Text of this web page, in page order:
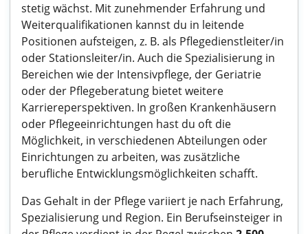
stetig wächst. Mit zunehmender Erfahrung und
Weiterqualifikationen kannst du in leitende
Positionen aufsteigen, z. B. als Pflegedienstleiter/in
oder Stationsleiter/in. Auch die Spezialisierung in
Bereichen wie der Intensivpflege, der Geriatrie
oder der Pflegeberatung bietet weitere
Karriereperspektiven. In großen Krankenhäusern
oder Pflegeeinrichtungen hast du oft die
Möglichkeit, in verschiedenen Abteilungen oder
Einrichtungen zu arbeiten, was zusätzliche
berufliche Entwicklungsmöglichkeiten schafft.
Das Gehalt in der Pflege variiert je nach Erfahrung,
Spezialisierung und Region. Ein Berufseinsteiger in